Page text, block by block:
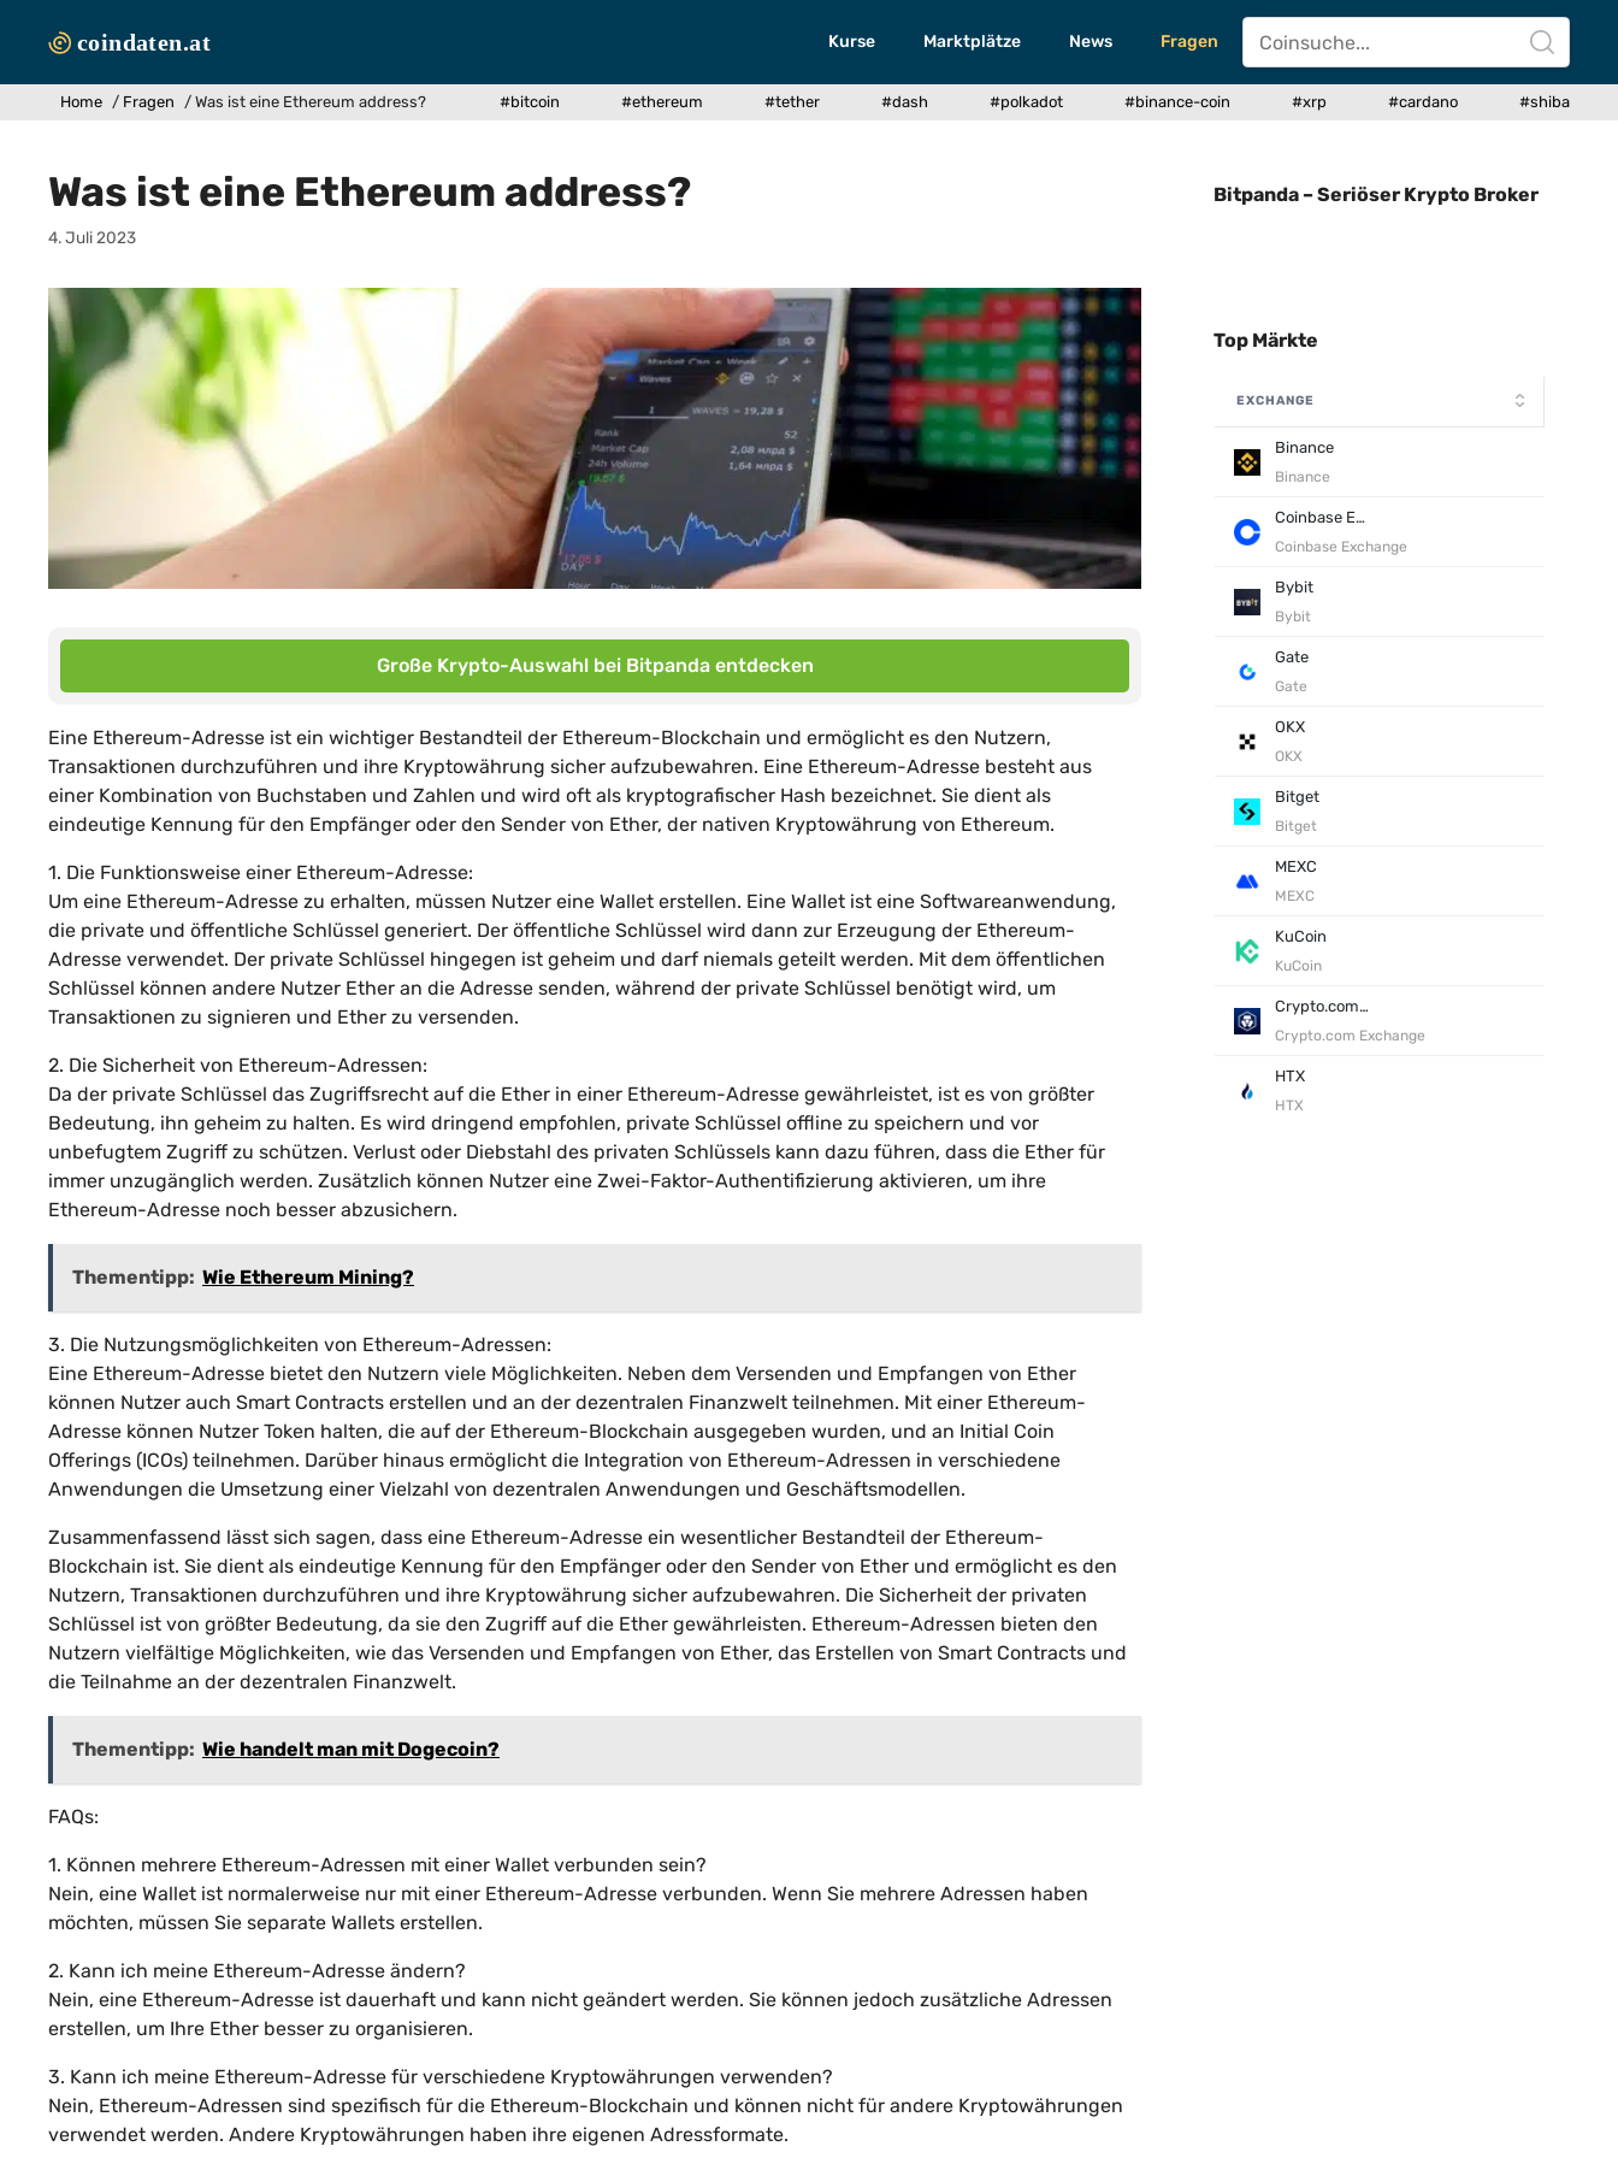
Inhalt
Kurse Marktplätze News Fragen
Home / Fragen / Was ist eine Ethereum address? #bitcoin #ethereum #tether #dash #polkadot #binance-coin #xrp #cardano #shiba
Was ist eine Ethereum address?
4. Juli 2023
Große Krypto-Auswahl bei Bitpanda entdecken
Eine Ethereum-Adresse ist ein wichtiger Bestandteil der Ethereum-Blockchain und ermöglicht es den Nutzern,
Transaktionen durchzuführen und ihre Kryptowährung sicher aufzubewahren. Eine Ethereum-Adresse besteht aus
einer Kombination von Buchstaben und Zahlen und wird oft als kryptografischer Hash bezeichnet. Sie dient als
eindeutige Kennung für den Empfänger oder den Sender von Ether, der nativen Kryptowährung von Ethereum.
1. Die Funktionsweise einer Ethereum-Adresse:
Um eine Ethereum-Adresse zu erhalten, müssen Nutzer eine Wallet erstellen. Eine Wallet ist eine Softwareanwendung,
die private und öffentliche Schlüssel generiert. Der öffentliche Schlüssel wird dann zur Erzeugung der Ethereum-
Adresse verwendet. Der private Schlüssel hingegen ist geheim und darf niemals geteilt werden. Mit dem öffentlichen
Schlüssel können andere Nutzer Ether an die Adresse senden, während der private Schlüssel benötigt wird, um
Transaktionen zu signieren und Ether zu versenden.
2. Die Sicherheit von Ethereum-Adressen:
Da der private Schlüssel das Zugriffsrecht auf die Ether in einer Ethereum-Adresse gewährleistet, ist es von größter
Bedeutung, ihn geheim zu halten. Es wird dringend empfohlen, private Schlüssel offline zu speichern und vor
unbefugtem Zugriff zu schützen. Verlust oder Diebstahl des privaten Schlüssels kann dazu führen, dass die Ether für
immer unzugänglich werden. Zusätzlich können Nutzer eine Zwei-Faktor-Authentifizierung aktivieren, um ihre
Ethereum-Adresse noch besser abzusichern.
Thementipp: Wie Ethereum Mining?
3. Die Nutzungsmöglichkeiten von Ethereum-Adressen:
Eine Ethereum-Adresse bietet den Nutzern viele Möglichkeiten. Neben dem Versenden und Empfangen von Ether
können Nutzer auch Smart Contracts erstellen und an der dezentralen Finanzwelt teilnehmen. Mit einer Ethereum-
Adresse können Nutzer Token halten, die auf der Ethereum-Blockchain ausgegeben wurden, und an Initial Coin
Offerings (ICOs) teilnehmen. Darüber hinaus ermöglicht die Integration von Ethereum-Adressen in verschiedene
Anwendungen die Umsetzung einer Vielzahl von dezentralen Anwendungen und Geschäftsmodellen.
Zusammenfassend lässt sich sagen, dass eine Ethereum-Adresse ein wesentlicher Bestandteil der Ethereum-
Blockchain ist. Sie dient als eindeutige Kennung für den Empfänger oder den Sender von Ether und ermöglicht es den
Nutzern, Transaktionen durchzuführen und ihre Kryptowährung sicher aufzubewahren. Die Sicherheit der privaten
Schlüssel ist von größter Bedeutung, da sie den Zugriff auf die Ether gewährleisten. Ethereum-Adressen bieten den
Nutzern vielfältige Möglichkeiten, wie das Versenden und Empfangen von Ether, das Erstellen von Smart Contracts und
die Teilnahme an der dezentralen Finanzwelt.
Thementipp: Wie handelt man mit Dogecoin?
FAQs:
1. Können mehrere Ethereum-Adressen mit einer Wallet verbunden sein?
Nein, eine Wallet ist normalerweise nur mit einer Ethereum-Adresse verbunden. Wenn Sie mehrere Adressen haben
möchten, müssen Sie separate Wallets erstellen.
2. Kann ich meine Ethereum-Adresse ändern?
Nein, eine Ethereum-Adresse ist dauerhaft und kann nicht geändert werden. Sie können jedoch zusätzliche Adressen
erstellen, um Ihre Ether besser zu organisieren.
3. Kann ich meine Ethereum-Adresse für verschiedene Kryptowährungen verwenden?
Nein, Ethereum-Adressen sind spezifisch für die Ethereum-Blockchain und können nicht für andere Kryptowährungen
verwendet werden. Andere Kryptowährungen haben ihre eigenen Adressformate.
Bitpanda – Seriöser Krypto Broker
Top Märkte
EXCHANGE
Binance
Binance
Coinbase Exchange
Coinbase Exchange
Bybit
Bybit
Gate
Gate
OKX
OKX
Bitget
Bitget
MEXC
MEXC
KuCoin
KuCoin
Crypto.com Exchange
Crypto.com Exchange
HTX
HTX